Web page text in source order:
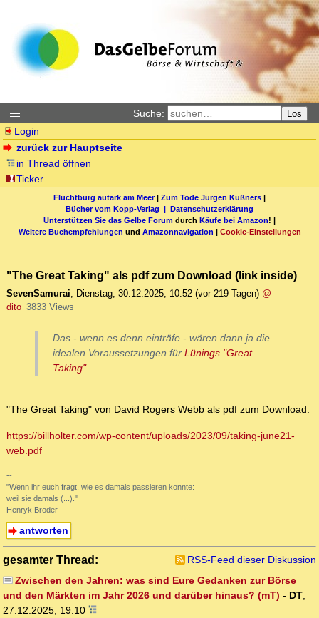
Suche: Los
Login
zurück zur Hauptseite
in Thread öffnen
Ticker
Fluchtburg autark am Meer| Zum Tode Jürgen Küßners |
Bücher vom Kopp-Verlag | Datenschutzerklärung
Unterstützen Sie das Gelbe Forum durch Käufe bei Amazon! |
Weitere Buchempfehlungen und Amazonnavigation | Cookie-Einstellungen
"The Great Taking" als pdf zum Download (link inside)
SevenSamurai, Dienstag, 30.12.2025, 10:52 (vor 219 Tagen) @
dito 3833 Views
Das - wenn es denn einträfe - wären dann ja die
idealen Voraussetzungen für Lünings "Great
Taking".
"The Great Taking" von David Rogers Webb als pdf zum Download:
https://billholter.com/wp-content/uploads/2023/09/taking-june21-
web.pdf
--
"Wenn ihr euch fragt, wie es damals passieren konnte:
weil sie damals (...)."
Henryk Broder
antworten
gesamter Thread:
RSS-Feed dieser Diskussion
Zwischen den Jahren: was sind Eure Gedanken zur Börse
und den Märkten im Jahr 2026 und darüber hinaus? (mT) - DT,
27.12.2025, 19:10